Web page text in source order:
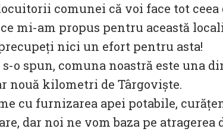
comunei că voi face tot
mi-am propus pentru această
nici un efort pentru asta!
o spun, comuna noastră este una
nouă kilometri de Târgoviște.
cu furnizarea apei potabile,
dar noi ne vom baza pe atragerea